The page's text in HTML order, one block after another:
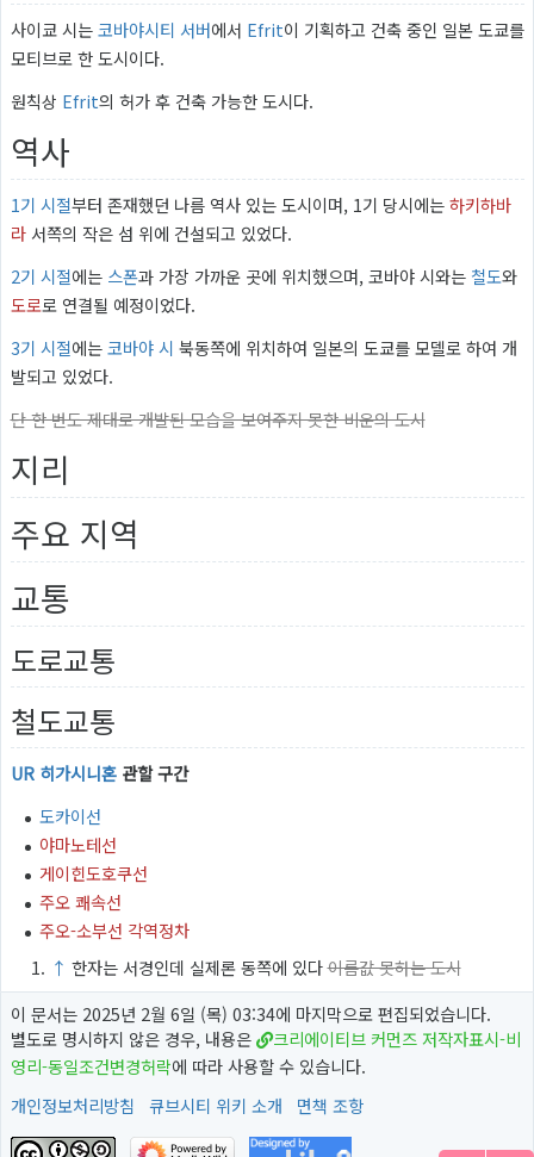
사이쿄 시는코바야시티 서버에서 Efrit이 기획하고 건축 중인 일본 도쿄를
모티브로 한 도시이다.
원칙상 Efrit의 허가 후 건축 가능한 도시다.
역사
1기 시절부터 존재했던 나름 역사 있는 도시이며, 1기 당시에는하키하바
라서쪽의 작은 섬 위에 건설되고 있었다.
2기 시절에는 스폰과 가장 가까운 곳에 위치했으며, 코바야 시와는 철도와
도로로 연결될 예정이었다.
3기 시절에는코바야 시 북동쪽에 위치하여 일본의 도쿄를 모델로 하여 개
발되고 있었다.
단 한 번도 제대로 개발된 모습을 보여주지 못한 비운의 도시
지리
주요 지역
교통
도로교통
철도교통
UR 히가시니혼관할 구간
도카이선
야마노테선
게이힌도호쿠선
주오 쾌속선
주오-소부선 각역정차
↑ 한자는 서경인데 실제론 동쪽에 있다이름값 못하는 도시
이 문서는 2025년 2월 6일 (목) 03:34에 마지막으로 편집되었습니다.
별도로 명시하지 않은 경우, 내용은
크리에이티브 커먼즈 저작자표시-비
영리-동일조건변경허락에 따라 사용할 수 있습니다.
개인정보처리방침
큐브시티 위키 소개 면책 조항